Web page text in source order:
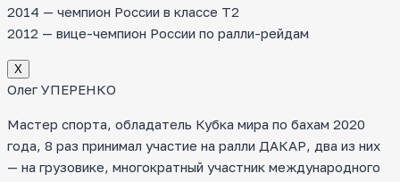
2014 — чемпион России в классе Т2
2012 — вице-чемпион России по ралли-рейдам
Х
Олег УПЕРЕНКО
Мастер спорта, обладатель Кубка мира по бахам 2020
года, 8 раз принимал участие на ралли ДАКАР, два из них
— на грузовике, многократный участник международного